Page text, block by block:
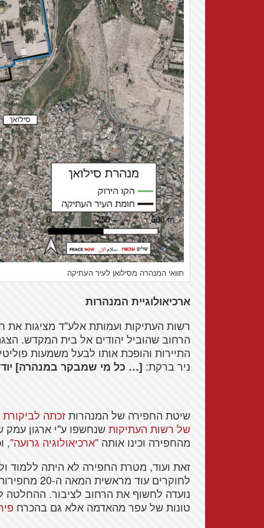
תוואי המנהרה מסילואן לעיר העתיקה
ארכיאולוגיית המנהרות
רשות העתיקות ועמותת אלע"ד מציגות
הרחוב שהוביל יהודים אל בית המקדש.
התיירות והופכת אותו לבעל משמעות
ניר ברקת: [… כל מי שמבקר במנהרה]
שיטת החפירה של המנהרותזכתה לביקורת
של רשות העתיקותשנחשפו ע"י ארגון עמק
מהחפירה וכינו אותה "ארכיאולוגיה גרועה",
זאת ועוד, מטרת החפירה לא היתה ללמוד
לחוקרים
נועדה לחשוף את הרחוב לציבור.
טונות של עפר מהאדמה אלא גם בהכרח